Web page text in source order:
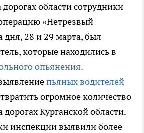
области сотрудники
«Нетрезвый
дня, 28 и 29 марта, был
которые находились в
опьянения.
пьяных водителей
огромное количество
Курганской области.
инспекции выявили более